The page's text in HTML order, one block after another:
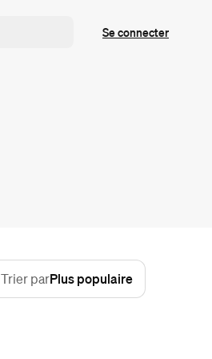
Se connecter
Trier parPlus populaire